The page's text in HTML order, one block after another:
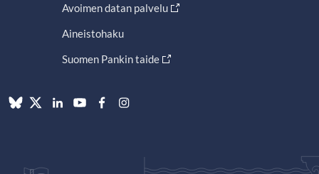
Avoimen datan palvelu
Aineistohaku
Suomen Pankin taide